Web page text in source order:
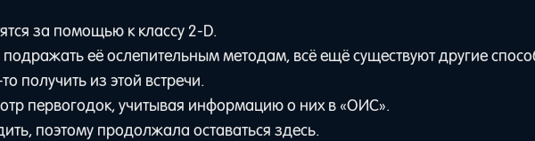
за помощью к классу 2-D.
её ослепительным методам, всё ещё существуют другие
получить из этой встречи.
первогодок, учитывая информацию о них в «ОИС».
поэтому продолжала оставаться здесь.